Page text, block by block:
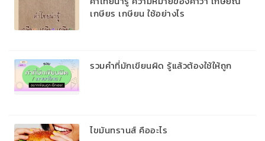
เกษียร เกษียน ใช้อย่างไร
รวมคำที่มักเขียนผิด รู้แล้วต้องใช้ให้ถูก
ไขมันทรานส์ คืออะไร